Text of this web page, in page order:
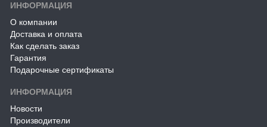
ИНФОРМАЦИЯ
О компании
Доставка и оплата
Как сделать заказ
Гарантия
Подарочные сертификаты
ИНФОРМАЦИЯ
Новости
Производители